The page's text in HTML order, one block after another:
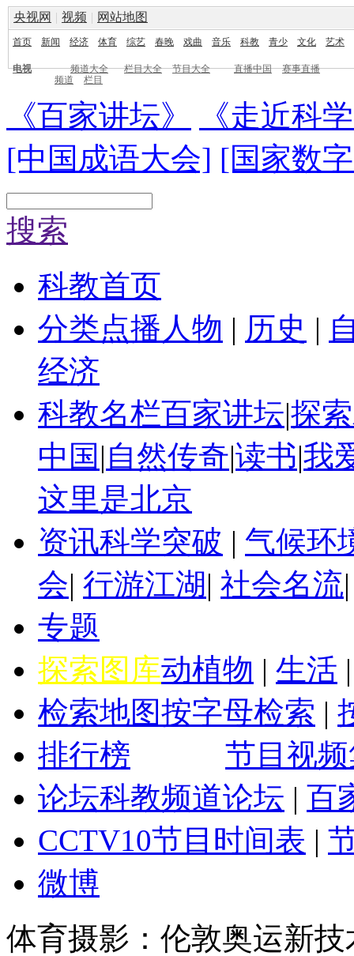
央视网 | 视频 | 网站地图
首页 新闻 经济 体育 综艺 春晚 戏曲 音乐 科教 青少 文化 艺术
电视 频道大全 栏目大全 节目大全 直播中国
赛事直播
频道
栏目
《百家讲坛》
《走近科
[中国成语大会] [国家数
搜索
科教首页
分类点播 人物 | 历史 |
经济
科教名栏百家讲坛|探
中国 |自然传奇|读书|我
这里是北京
资讯科学突破 | 气候环
会| 行游江湖| 社会名流
专题
探索图库动植物 | 生活
检索地图按字母检索 |
排行榜
节目视
论坛科教频道论坛 | 百
CCTV10节目时间表 |
微博
体育摄影：伦敦奥运新技